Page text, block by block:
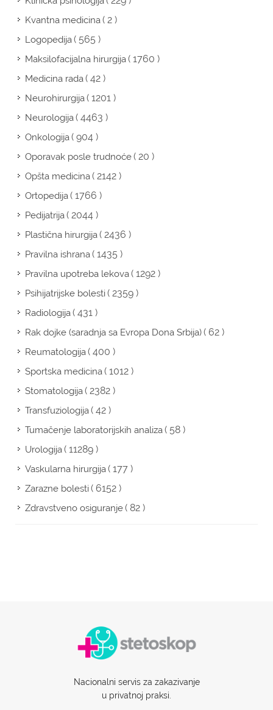
Kvantna medicina( 2 )
Logopedija( 565 )
Maksilofacijalna hirurgija( 1760 )
Medicina rada( 42 )
Neurohirurgija( 1201 )
Neurologija( 4463 )
Onkologija( 904 )
Oporavak posle trudnoće( 20 )
Opšta medicina( 2142 )
Ortopedija( 1766 )
Pedijatrija( 2044 )
Plastična hirurgija( 2436 )
Pravilna ishrana( 1435 )
Pravilna upotreba lekova( 1292 )
Psihijatrijske bolesti( 2359 )
Radiologija( 431 )
Rak dojke (saradnja sa Evropa Dona Srbija)( 62 )
Reumatologija( 400 )
Sportska medicina( 1012 )
Stomatologija( 2382 )
Transfuziologija( 42 )
Tumačenje laboratorijskih analiza( 58 )
Urologija( 11289 )
Vaskularna hirurgija( 177 )
Zarazne bolesti( 6152 )
Zdravstveno osiguranje( 82 )
Nacionalni servis za zakazivanje
u privatnoj praksi.